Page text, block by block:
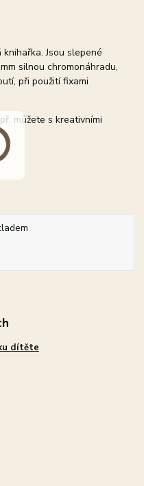
Jsou slepené
silnou chromonáhradu,
při použití fixami
můžete s kreativními
dítěte